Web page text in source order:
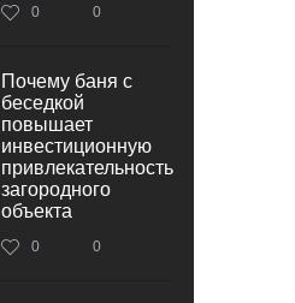
0 0
Почему баня с
беседкой
повышает
инвестиционную
привлекательность
загородного
объекта
0 0